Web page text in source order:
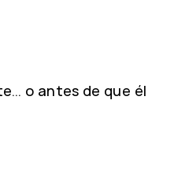
o antes de que él